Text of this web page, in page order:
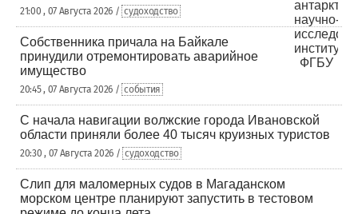
21:00 , 07 Августа 2026 / судоходство
Собственника причала на Байкале
принудили отремонтировать аварийное
имущество
20:45 , 07 Августа 2026 / события
С начала навигации волжские города Ивановской
области приняли более 40 тысяч круизных туристов
20:30 , 07 Августа 2026 / судоходство
Слип для маломерных судов в Магаданском
морском центре планируют запустить в тестовом